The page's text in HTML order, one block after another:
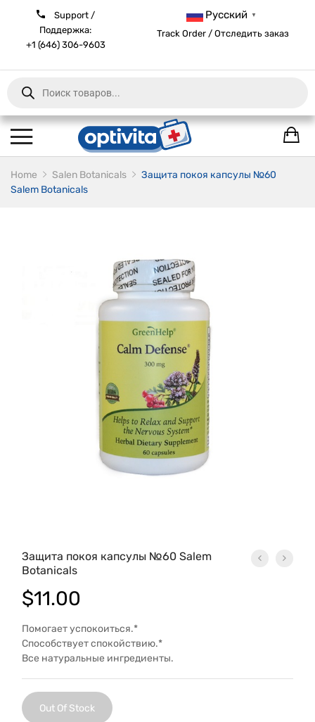
Support /
Поддержка:
+1 (646) 306-9603
Русский ▼
Track Order / Отследить заказ
Products
search
Home Salen Botanicals
Защита покоя капсулы №60
Salem Botanicals
Защита покоя капсулы №60 Salem
Botanicals
$11.00
Помогает успокоиться.*
Способствует спокойствию.*
Все натуральные ингредиенты.
Out Of Stock